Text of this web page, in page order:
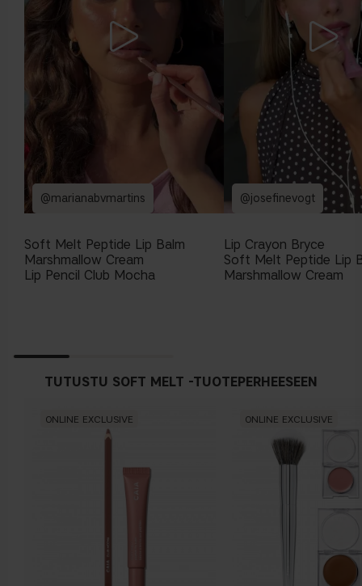
@marianabvmartins
Soft Melt Peptide Lip Balm
Marshmallow Cream
Lip Pencil Club Mocha
@josefinevogt
Lip Crayon Bryce
Soft Melt Peptide Lip
Marshmallow Cream
ONLINE EXCLUSIVE ONLINE EXCLUSIVE